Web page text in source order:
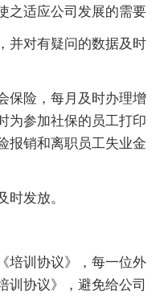
之适应公司发展的需要
并对有疑问的数据及时
保险，每月及时办理增
为参加社保的员工打印
报销和离职员工失业金
时发放。
培训协议》，每一位外
训协议》，避免给公司